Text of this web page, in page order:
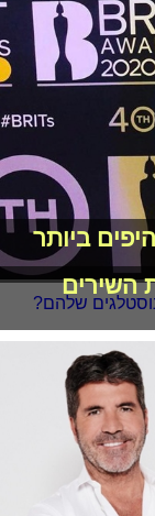
ביותר
השירים